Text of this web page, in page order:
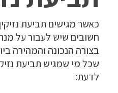
כאשר מגישים תביעת
חשובים שיש לעבור על
בצורה הנכונה והמהירה
שכל מי שמגיש תביעת
לדעת: